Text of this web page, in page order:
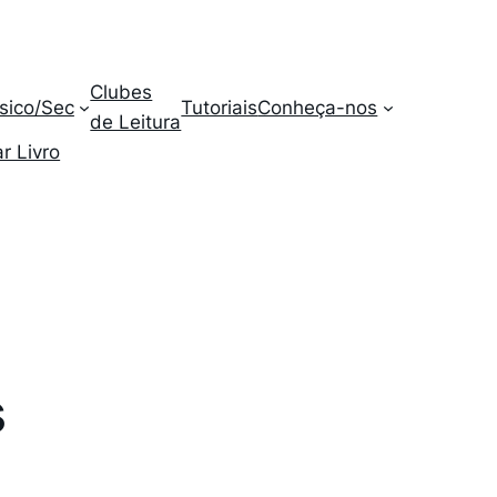
Sec
Clubes
de Leitura
TutoriaisConheça-nos
Livro